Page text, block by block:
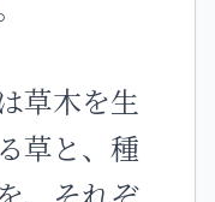
草木を生
草と、種